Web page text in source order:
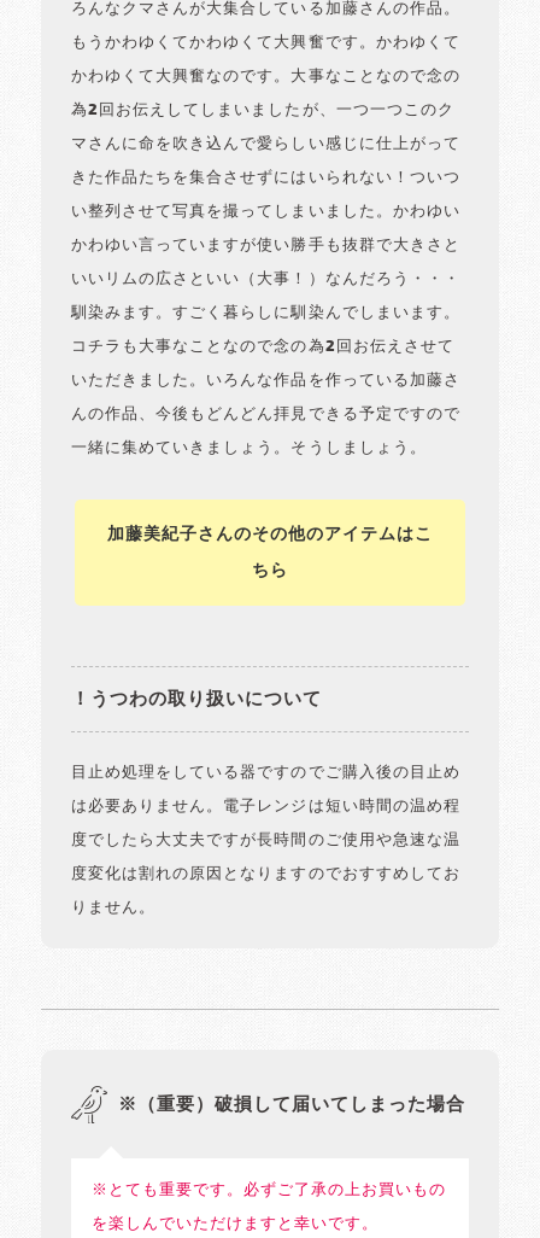
ろんなクマさんが大集合している加藤さんの作品。
もうかわゆくてかわゆくて大興奮です。かわゆくて
かわゆくて大興奮なのです。大事なことなので念の
為2回お伝えしてしまいましたが、一つ一つこのク
マさんに命を吹き込んで愛らしい感じに仕上がって
きた作品たちを集合させずにはいられない！ついつ
い整列させて写真を撮ってしまいました。かわゆい
かわゆい言っていますが使い勝手も抜群で大きさと
いいリムの広さといい（大事！）なんだろう・・・
馴染みます。すごく暮らしに馴染んでしまいます。
コチラも大事なことなので念の為2回お伝えさせて
いただきました。いろんな作品を作っている加藤さ
んの作品、今後もどんどん拝見できる予定ですので
一緒に集めていきましょう。そうしましょう。
加藤美紀子さんのその他のアイテムはこ
ちら
！うつわの取り扱いについて
目止め処理をしている器ですのでご購入後の目止め
は必要ありません。電子レンジは短い時間の温め程
度でしたら大丈夫ですが長時間のご使用や急速な温
度変化は割れの原因となりますのでおすすめしてお
りません。
※（重要）破損して届いてしまった場合
※とても重要です。必ずご了承の上お買いもの
を楽しんでいただけますと幸いです。